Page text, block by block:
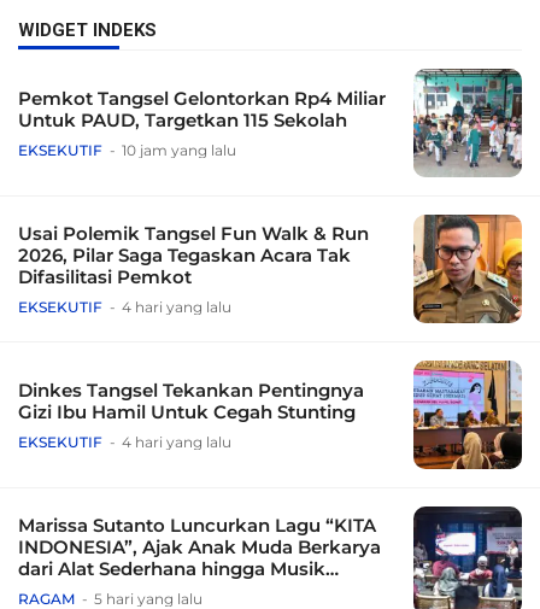
WIDGET INDEKS
Pemkot Tangsel Gelontorkan Rp4 Miliar
Untuk PAUD, Targetkan 115 Sekolah
EKSEKUTIF 10 jam yang lalu
Usai Polemik Tangsel Fun Walk & Run
2026, Pilar Saga Tegaskan Acara Tak
Difasilitasi Pemkot
EKSEKUTIF 4 hari yang lalu
Dinkes Tangsel Tekankan Pentingnya
Gizi Ibu Hamil Untuk Cegah Stunting
EKSEKUTIF 4 hari yang lalu
Marissa Sutanto Luncurkan Lagu “KITA
INDONESIA”, Ajak Anak Muda Berkarya
dari Alat Sederhana hingga Musik
Tradisional
RAGAM 5 hari yang lalu